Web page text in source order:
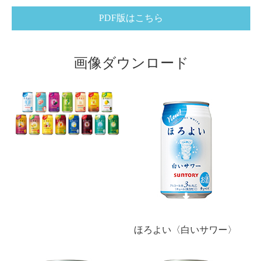
PDF版はこちら
画像ダウンロード
ほろよい〈白いサワー〉